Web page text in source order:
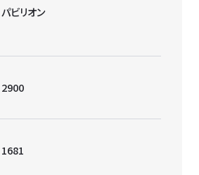
パビリオン
2900
1681